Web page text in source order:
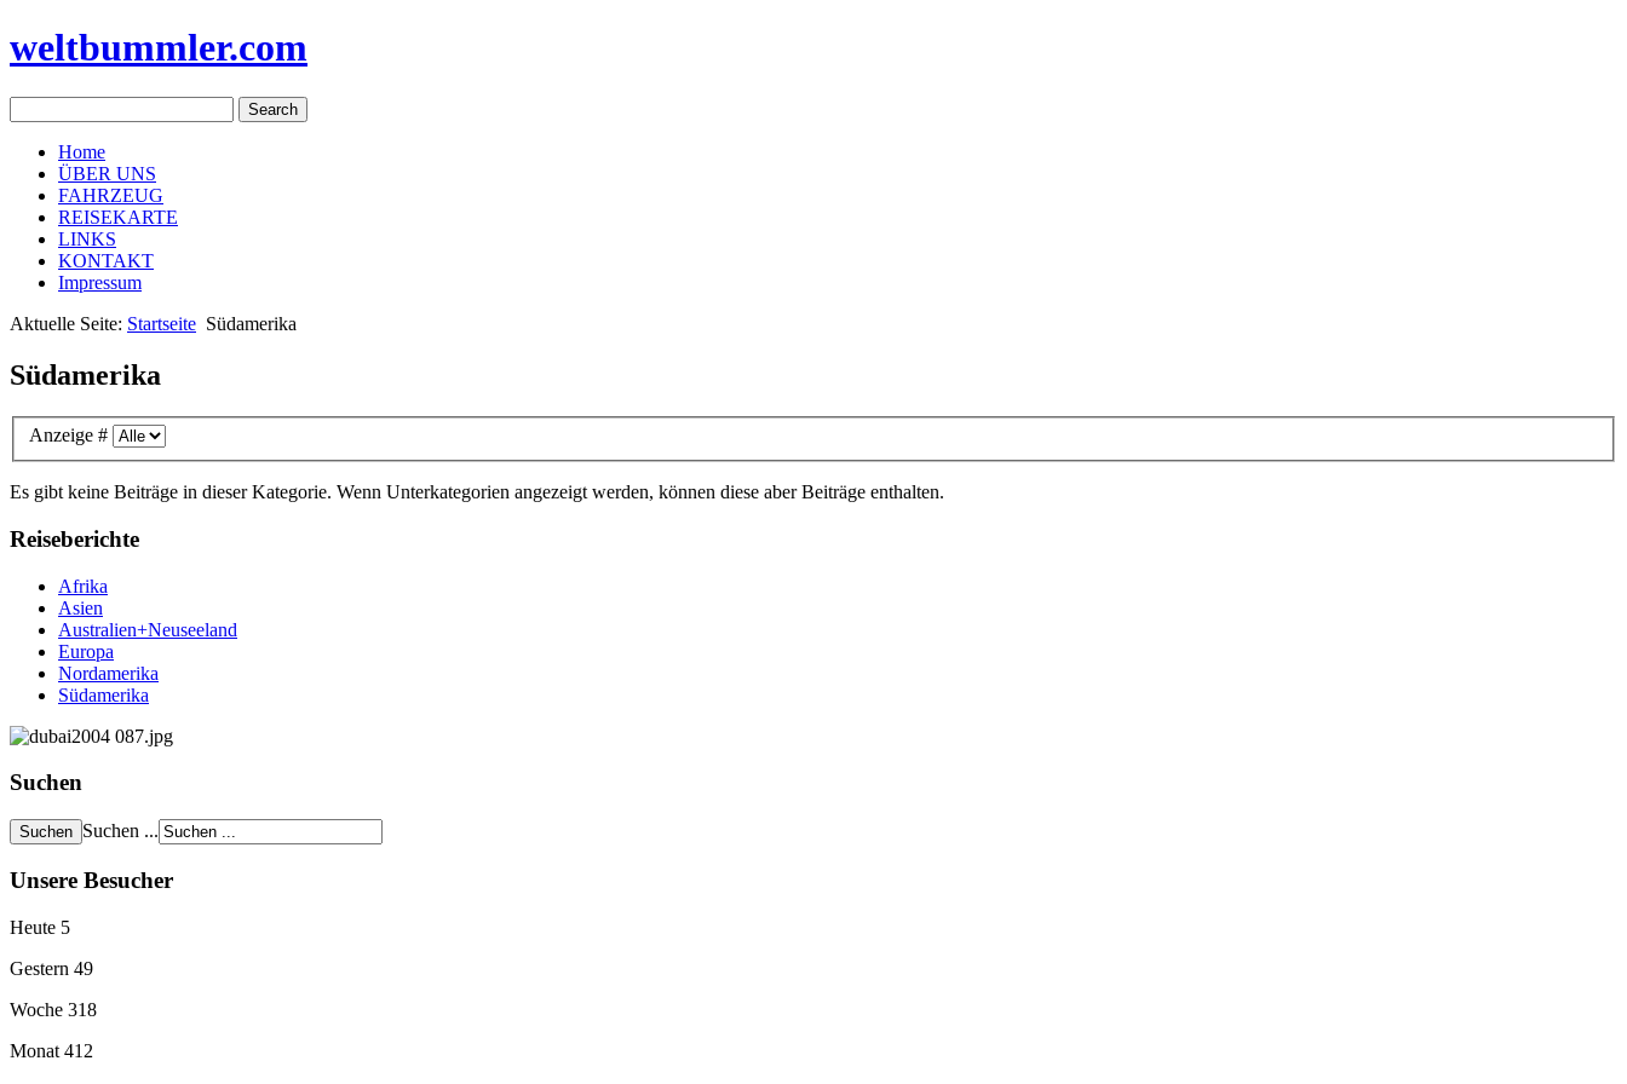
weltbummler.com
Home
ÜBER UNS
FAHRZEUG
REISEKARTE
LINKS
KONTAKT
Impressum
Aktuelle Seite: Startseite Südamerika
Südamerika
Anzeige #
Es gibt keine Beiträge in dieser Kategorie. Wenn Unterkategorien angezeigt werden, können diese aber Beiträge enthalten.
Reiseberichte
Afrika
Asien
Australien+Neuseeland
Europa
Nordamerika
Südamerika
Suchen
Suchen ...
Unsere Besucher
Heute 5
Gestern 49
Woche 318
Monat 412